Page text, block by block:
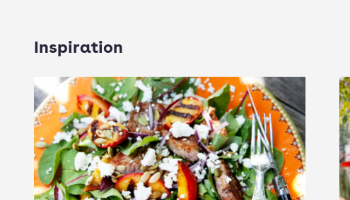
Inspiration